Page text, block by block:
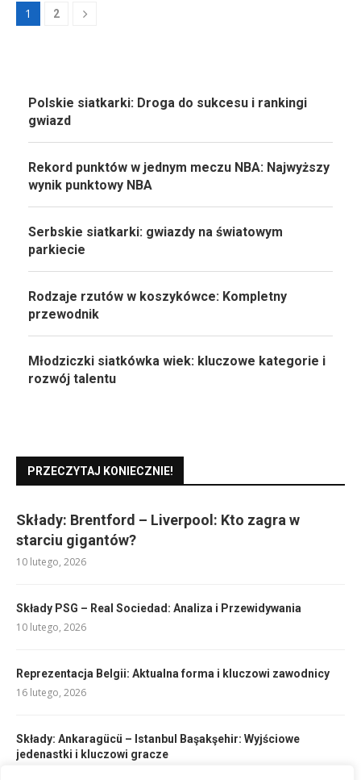
1 2
Polskie siatkarki: Droga do sukcesu i rankingi
gwiazd
Rekord punktów w jednym meczu NBA: Najwyższy
wynik punktowy NBA
Serbskie siatkarki: gwiazdy na światowym
parkiecie
Rodzaje rzutów w koszykówce: Kompletny
przewodnik
Młodziczki siatkówka wiek: kluczowe kategorie i
rozwój talentu
PRZECZYTAJ KONIECZNIE!
Składy: Brentford – Liverpool: Kto zagra w
starciu gigantów?
10 lutego, 2026
Składy PSG – Real Sociedad: Analiza i Przewidywania
10 lutego, 2026
Reprezentacja Belgii: Aktualna forma i kluczowi zawodnicy
16 lutego, 2026
Składy: Ankaragücü – Istanbul Başakşehir: Wyjściowe
jedenastki i kluczowi gracze